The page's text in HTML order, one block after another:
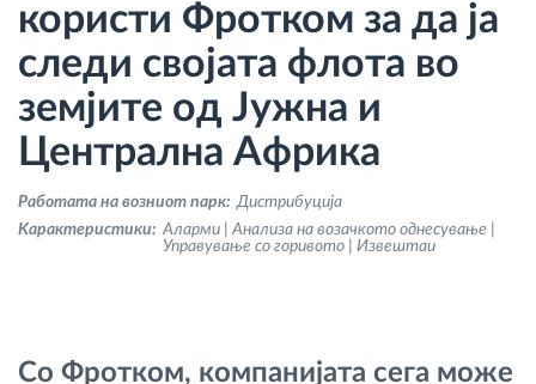
Управување со работната сила
Далечинско преземање тахографски
датотеки
Контрола на пристап
користи Фротком за да ја
следи својата флота во
земјите од Јужна и
Централна Африка
Работата на возниот парк: Дистрибуција
Kарактеристики: Аларми | Анализа на возачкото однесување |
Управување со горивото | Извештаи
Со Фротком, компанијата сега може